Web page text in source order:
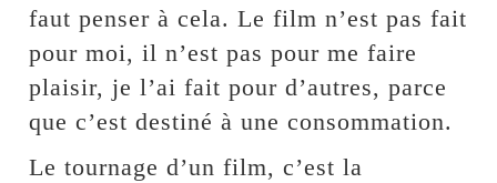
faut penser à cela. Le film n’est pas fait
pour moi, il n’est pas pour me faire
plaisir, je l’ai fait pour d’autres, parce
que c’est destiné à une consommation.
Le tournage d’un film, c’est la